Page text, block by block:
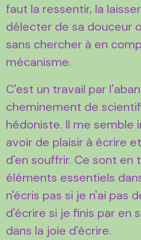
faut la ressentir, la
délecter de sa douceur
sans chercher à en
mécanisme.
C'est un travail par
cheminement de
hédoniste. Il me semble
avoir de plaisir à écrire
d'en souffrir. Ce sont en
éléments essentiels
n'écris pas si je n'ai pas
d'écrire si je finis par en
dans la joie d'écrire.